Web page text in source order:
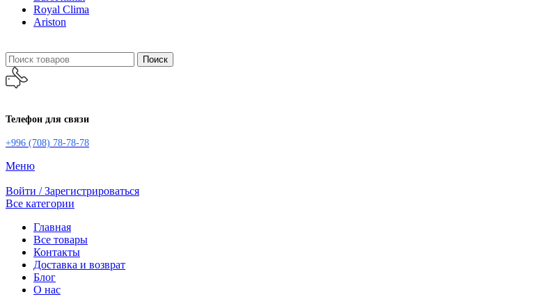
Royal Clima
Ariston
Поиск
Телефон для связи
+996 (708) 78-78-78
Меню
Войти / Зарегистрироваться
Все категории
Главная
Все товары
Контакты
Доставка и возврат
Блог
О нас